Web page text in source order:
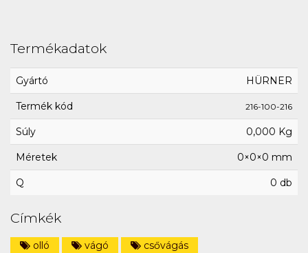
Termékadatok
Gyártó HÜRNER
Termék kód 216-100-216
Súly 0,000 Kg
Méretek 0×0×0 mm
Q 0 db
Címkék
olló vágó csővágás